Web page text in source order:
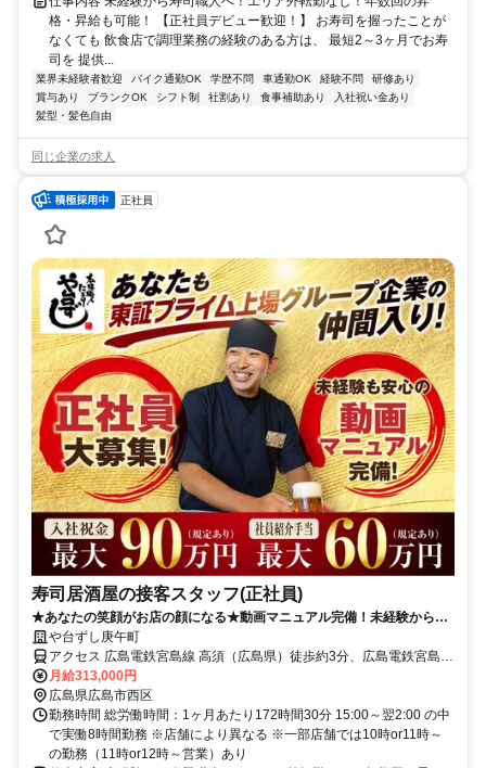
格・昇給も可能！ 【正社員デビュー歓迎！】 お寿司を握ったことが
なくても 飲食店で調理業務の経験のある方は、 最短2～3ヶ月でお寿
司を 提供...
業界未経験者歓迎 バイク通勤OK 学歴不問 車通勤OK 経験不問
研修あり
賞与あり
ブランクOK シフト制 社割あり 食事補助あり
入社祝い金あり
髪型・髪色自由
同じ企業の求人
正社員
寿司居酒屋の接客スタッフ(正社員)
★あなたの笑顔がお店の顔になる★動画マニュアル完備！未経験からで
も接客マナーをイチから習得できます！
や台ずし庚午町
アクセス 広島電鉄宮島線 高須（広島県）徒歩約3分、広島電鉄宮島線
東高須出入口2徒歩約5分、広島電鉄宮島線 古江（広島県）徒歩約11
分
月給313,000円
広島県広島市西区
勤務時間 総労働時間：1ヶ月あたり172時間30分 15:00～翌2:00 の中
で実働8時間勤務 ※店舗により異なる ※一部店舗では10時or11時～
の勤務（11時or12時～営業）あり